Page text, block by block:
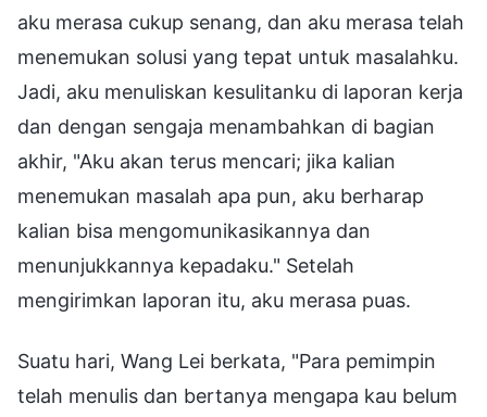
aku merasa cukup senang, dan aku merasa telah
menemukan solusi yang tepat untuk masalahku.
Jadi, aku menuliskan kesulitanku di laporan kerja
dan dengan sengaja menambahkan di bagian
akhir, "Aku akan terus mencari; jika kalian
menemukan masalah apa pun, aku berharap
kalian bisa mengomunikasikannya dan
menunjukkannya kepadaku." Setelah
mengirimkan laporan itu, aku merasa puas.
Suatu hari, Wang Lei berkata, "Para pemimpin
telah menulis dan bertanya mengapa kau belum